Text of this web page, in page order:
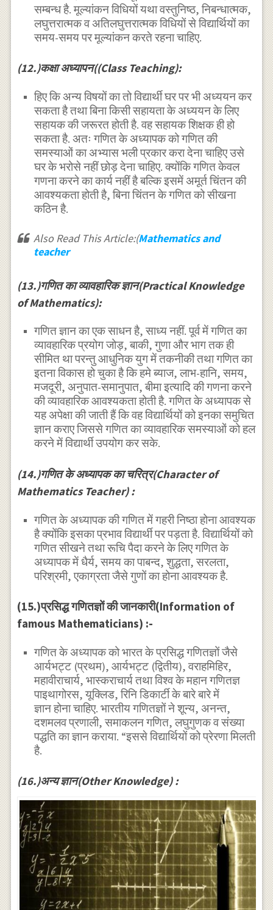
सम्बन्ध है. मूल्यांकन विधियों यथा वस्तुनिष्ठ, निबन्धात्मक,
लघुत्तरात्मक व अतिलघुत्तरात्मक विधियों से विद्यार्थियों का
समय-समय पर मूल्यांकन करते रहना चाहिए.
(12.)कक्षा अध्यापन((Class Teaching):
हिए कि अन्य विषयों का तो विद्यार्थी घर पर भी अध्ययन कर
सकता है तथा बिना किसी सहायता के अध्ययन के लिए
सहायक की जरूरत होती है. वह सहायक शिक्षक ही हो
सकता है. अतः गणित के अध्यापक को गणित की
समस्याओं का अभ्यास भली प्रकार करा देना चाहिए उसे
घर के भरोसे नहीं छोड़ देना चाहिए. क्योंकि गणित केवल
गणना करने का कार्य नहीं है बल्कि इसमें अमूर्त चिंतन की
आवश्यकता होती है, बिना चिंतन के गणित को सीखना
कठिन है.
Also Read This Article:(Mathematics and
teacher
(13.)गणित का व्यावहारिक ज्ञान(Practical Knowledge
of Mathematics):
गणित ज्ञान का एक साधन है, साध्य नहीं. पूर्व में गणित का
व्यावहारिक प्रयोग जोड़, बाकी, गुणा और भाग तक ही
सीमित था परन्तु आधुनिक युग में तकनीकी तथा गणित का
इतना विकास हो चुका है कि हमे ब्याज, लाभ-हानि, समय,
मजदूरी, अनुपात-समानुपात, बीमा इत्यादि की गणना करने
की व्यावहारिक आवश्यकता होती है. गणित के अध्यापक से
यह अपेक्षा की जाती हैं कि वह विद्यार्थियों को इनका समुचित
ज्ञान कराए जिससे गणित का व्यावहारिक समस्याओं को हल
करने में विद्यार्थी उपयोग कर सके.
(14.)गणित के अध्यापक का चरित्र(Character of
Mathematics Teacher) :
गणित के अध्यापक की गणित में गहरी निष्ठा होना आवश्यक
है क्योंकि इसका प्रभाव विद्यार्थी पर पड़ता है. विद्यार्थियों को
गणित सीखने तथा रूचि पैदा करने के लिए गणित के
अध्यापक में धैर्य, समय का पाबन्द, शुद्धता, सरलता,
परिश्रमी, एकाग्रता जैसे गुणों का होना आवश्यक है.
(15.)प्रसिद्ध गणितज्ञों की जानकारी(Information of
famous Mathematicians) :-
गणित के अध्यापक को भारत के प्रसिद्ध गणितज्ञों जैसे
आर्यभट्ट (प्रथम), आर्यभट्ट (द्वितीय), वराहमिहिर,
महावीराचार्य, भास्कराचार्य तथा विश्व के महान गणितज्ञ
पाइथागोरस, यूक्लिड, रिनि डिकार्टी के बारे बारे में
ज्ञान होना चाहिए. भारतीय गणितज्ञों ने शून्य, अनन्त,
दशमलव प्रणाली, समाकलन गणित, लघुगुणक व संख्या
पद्धति का ज्ञान कराया. “इससे विद्यार्थियों को प्रेरणा मिलती
है.
(16.)अन्य ज्ञान(Other Knowledge) :